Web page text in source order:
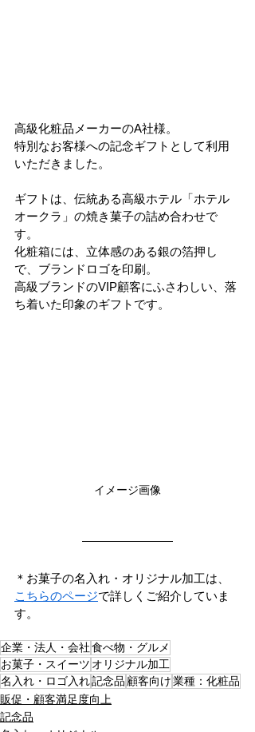
高級化粧品メーカーのA社様。
特別なお客様への記念ギフトとして利用
いただきました。
ギフトは、伝統ある高級ホテル「ホテル
オークラ」の焼き菓子の詰め合わせで
す。
化粧箱には、立体感のある銀の箔押し
で、ブランドロゴを印刷。
高級ブランドのVIP顧客にふさわしい、落
ち着いた印象のギフトです。
イメージ画像
＊お菓子の名入れ・オリジナル加工は、
こちらのページで詳しくご紹介していま
す。
企業・法人・会社食べ物・グルメ
お菓子・スイーツ オリジナル加工
名入れ・ロゴ入れ記念品 顧客向け業種：化粧品
販促・顧客満足度向上
記念品